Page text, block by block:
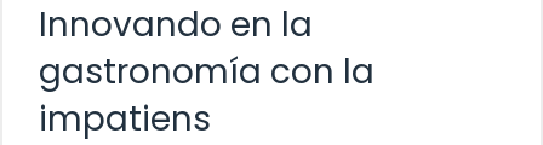
Innovando en la
gastronomía con la
impatiens